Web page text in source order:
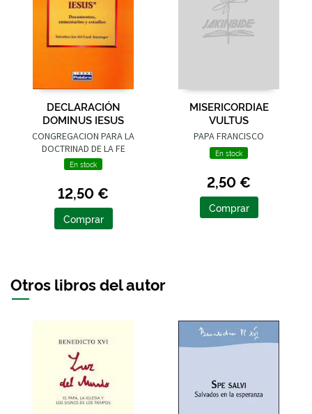
DECLARACIÓN
DOMINUS IESUS
CONGREGACION PARA LA
DOCTRINAD DE LA FE
En stock
12,50 €
Comprar
MISERICORDIAE
VULTUS
PAPA FRANCISCO
En stock
2,50 €
Comprar
Otros libros del autor